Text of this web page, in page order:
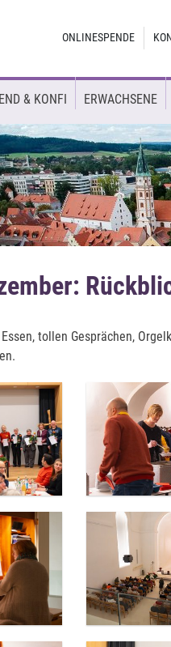
ONLINESPENDE
& KONFI ERWACHSENE
tollen Gesprächen,